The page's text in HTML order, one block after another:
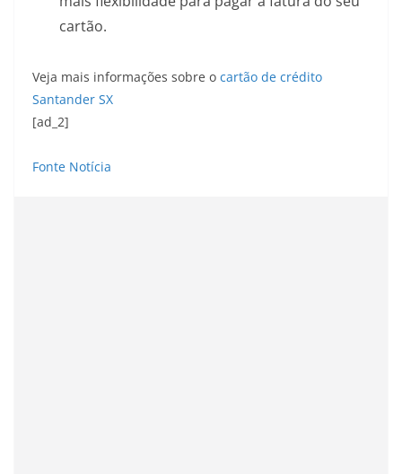
cartão.
Veja mais informações sobre o cartão de crédito
Santander SX
[ad_2]
Fonte Notícia